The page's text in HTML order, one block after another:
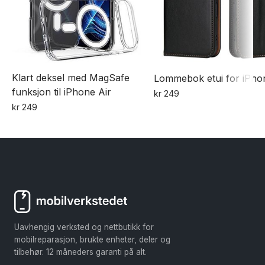
Klart deksel med MagSafe
funksjon til iPhone Air
kr 249
Lommebok etui for
kr249
har
på
Uavhengig verksted og nettbutikk for
mobilreparasjon, brukte enheter, deler og
tilbehør. 12 måneders garanti på alt.